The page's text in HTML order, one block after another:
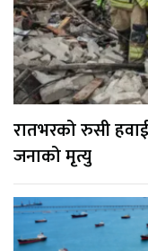
रातभरको रुसी
जनाको मृत्यु